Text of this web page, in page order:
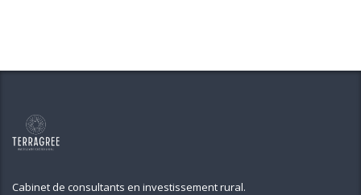
Cabinet de consultants en investissement rural.